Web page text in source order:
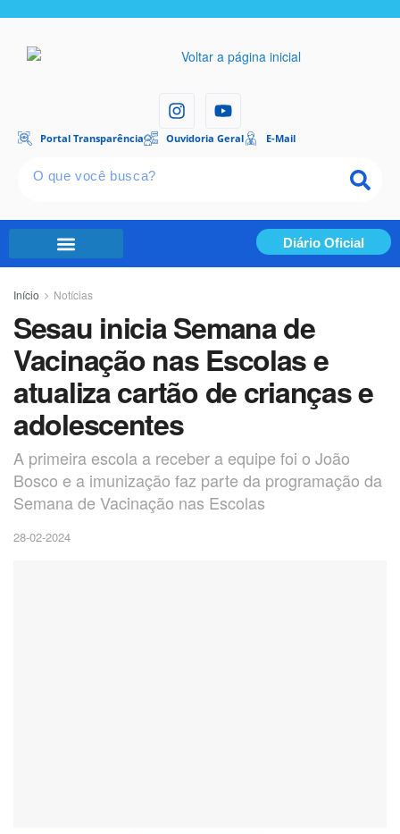
Portal Transparência Ouvidoria Geral E-Mail
Diário Oficial
Início Notícias
Sesau inicia Semana de
Vacinação nas Escolas e
atualiza cartão de crianças e
adolescentes
A primeira escola a receber a equipe foi o João
Bosco e a imunização faz parte da programação da
Semana de Vacinação nas Escolas
28-02-2024